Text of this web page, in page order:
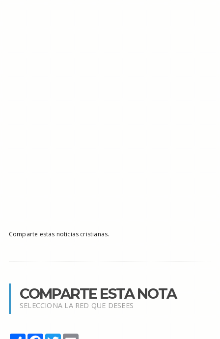
Comparte estas noticias cristianas.
COMPARTE ESTA NOTA
SELECCIONA LA RED QUE DESEES